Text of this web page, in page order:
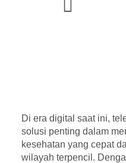
Di era digital saat ini,
solusi penting dalam
kesehatan yang cepat
wilayah terpencil.